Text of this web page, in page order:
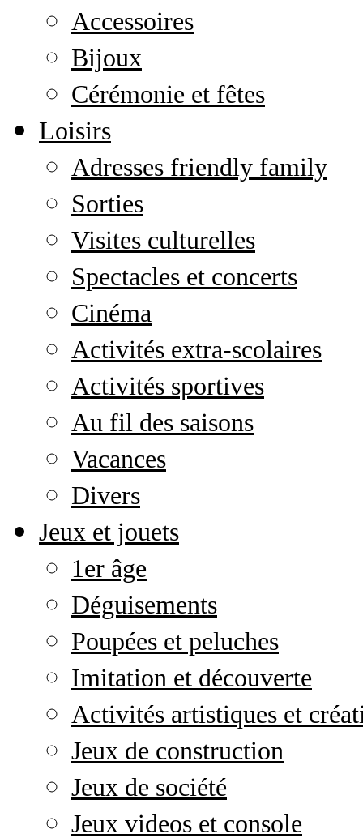
Accessoires
Bijoux
Cérémonie et fêtes
Loisirs
Adresses friendly family
Sorties
Visites culturelles
Spectacles et concerts
Cinéma
Activités extra-scolaires
Activités sportives
Au fil des saisons
Vacances
Divers
Jeux et jouets
1er âge
Déguisements
Poupées et peluches
Imitation et découverte
Activités artistiques et
Jeux de construction
Jeux de société
Jeux videos et console